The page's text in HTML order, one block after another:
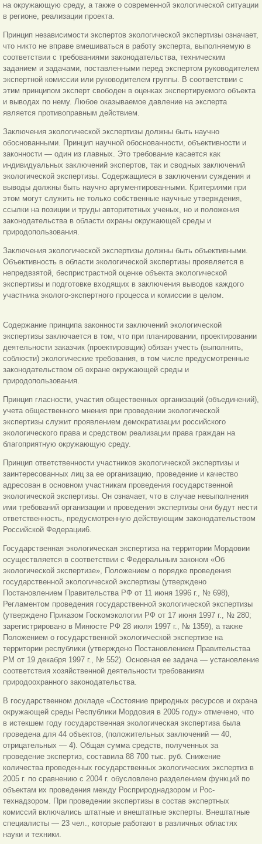
на окружающую среду, а также о современной экологической ситуации
в регионе, реализации проекта.
Принцип независимости экспертов экологической экспертизы означает,
что никто не вправе вмешиваться в работу эксперта, выполняемую в
соответствии с требованиями законодательства, техническим
заданием и задачами, поставленными перед экспертом руководителем
экспертной комиссии или руководителем группы. В соответствии с
этим принципом эксперт свободен в оценках экспертируемого объекта
и выводах по нему. Любое оказываемое давление на эксперта
является противоправным действием.
Заключения экологической экспертизы должны быть научно
обоснованными. Принцип научной обоснованности, объективности и
законности — один из главных. Это требование касается как
индивидуальных заключений экспертов, так и сводных заключений
экологической экспертизы. Содержащиеся в заключении суждения и
выводы должны быть научно аргументированными. Критериями при
этом могут служить не только собственные научные утверждения,
ссылки на позиции и труды авторитетных ученых, но и положения
законодательства в области охраны окружающей среды и
природопользования.
Заключения экологической экспертизы должны быть объективными.
Объективность в области экологической экспертизы проявляется в
непредвзятой, беспристрастной оценке объекта экологической
экспертизы и подготовке входящих в заключения выводов каждого
участника эколого-экспертного процесса и комиссии в целом.
Содержание принципа законности заключений экологической
экспертизы заключается в том, что при планировании, проектировании
деятельности заказчик (проектировщик) обязан учесть (выполнить,
соблюсти) экологические требования, в том числе предусмотренные
законодательством об охране окружающей среды и
природопользования.
Принцип гласности, участия общественных организаций (объединений),
учета общественного мнения при проведении экологической
экспертизы служит проявлением демократизации российского
экологического права и средством реализации права граждан на
благоприятную окружающую среду.
Принцип ответственности участников экологической экспертизы и
заинтересованных лиц за ее организацию, проведение и качество
адресован в основном участникам проведения государственной
экологической экспертизы. Он означает, что в случае невыполнения
ими требований организации и проведения экспертизы они будут нести
ответственность, предусмотренную действующим законодательством
Российской Федерации6.
Государственная экологическая экспертиза на территории Мордовии
осуществляется в соответствии с Федеральным законом «Об
экологической экспертизе», Положением о порядке проведения
государственной экологической экспертизы (утверждено
Постановлением Правительства РФ от 11 июня 1996 г., № 698),
Регламентом проведения государственной экологической экспертизы
(утверждено Приказом Госкомэкологии РФ от 17 июня 1997 г., № 280;
зарегистрировано в Минюсте РФ 28 июля 1997 г., № 1359), а также
Положением о государственной экологической экспертизе на
территории республики (утверждено Постановлением Правительства
РМ от 19 декабря 1997 г., № 552). Основная ее задача — установление
соответствия хозяйственной деятельности требованиям
природоохранного законодательства.
В государственном докладе «Состояние природных ресурсов и охрана
окружающей среды Республики Мордовия в 2005 году» отмечено, что
в истекшем году государственная экологическая экспертиза была
проведена для 44 объектов, (положительных заключений — 40,
отрицательных — 4). Общая сумма средств, полученных за
проведение экспертиз, составила 88 700 тыс. руб. Снижение
количества проведенных государственных экологических экспертиз в
2005 г. по сравнению с 2004 г. обусловлено разделением функций по
объектам их проведения между Росприроднадзором и Рос-
технадзором. При проведении экспертизы в состав экспертных
комиссий включались штатные и внештатные эксперты. Внештатные
специалисты — 23 чел., которые работают в различных областях
науки и техники.